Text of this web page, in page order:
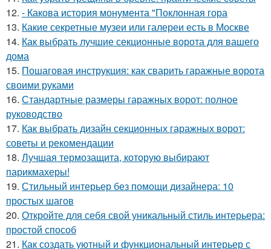
12. - Какова история монумента "Поклонная гора
13. Какие секретные музеи или галереи есть в Москве
14. Как выбрать лучшие секционные ворота для вашего
дома
15. Пошаговая инструкция: как сварить гаражные ворота
своими руками
16. Стандартные размеры гаражных ворот: полное
руководство
17. Как выбрать дизайн секционных гаражных ворот:
советы и рекомендации
18. Лучшая термозащита, которую выбирают
парикмахеры!
19. Стильный интерьер без помощи дизайнера: 10
простых шагов
20. Откройте для себя свой уникальный стиль интерьера:
простой способ
21. Как создать уютный и функциональный интерьер с